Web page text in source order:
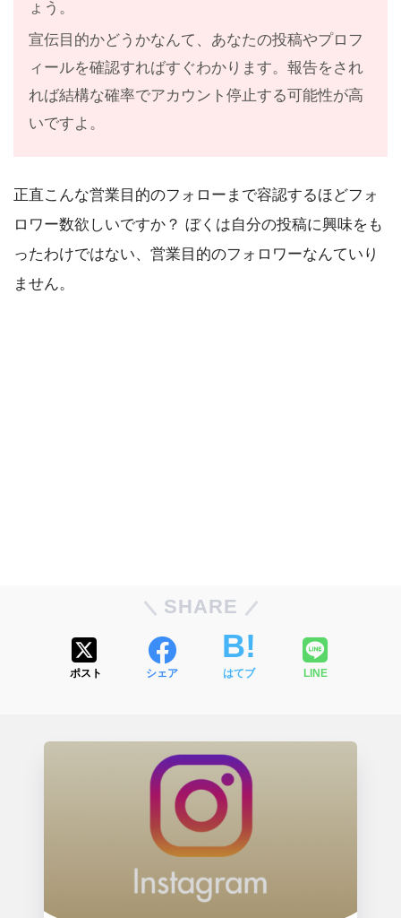
ょう。
宣伝目的かどうかなんて、あなたの投稿やプロフ
ィールを確認すればすぐわかります。報告をされ
れば結構な確率でアカウント停止する可能性が高
いですよ。
正直こんな営業目的のフォローまで容認するほどフォ
ロワー数欲しいですか？ ぼくは自分の投稿に興味をも
ったわけではない、営業目的のフォロワーなんていり
ません。
SHARE
ポスト シェア はてブ LINE